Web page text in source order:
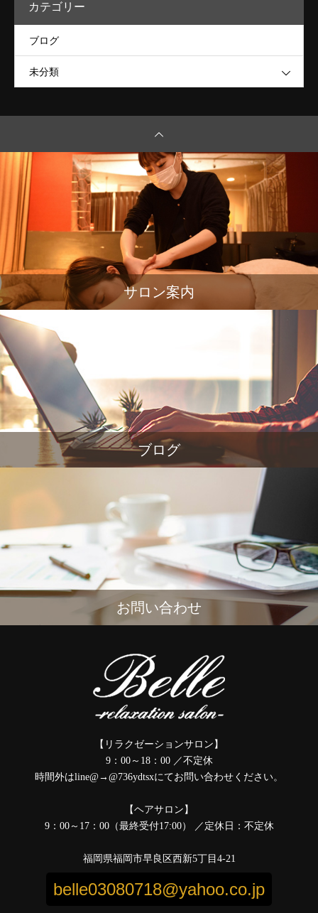
カテゴリー
ブログ
未分類
サロン案内
ブログ
お問い合わせ
【リラクゼーションサロン】
9：00～18：00 ／不定休
時間外はline@→@736ydtsxにてお問い合わせください。
【ヘアサロン】
9：00～17：00（最終受付17:00） ／定休日：不定休
福岡県福岡市早良区西新5丁目4-21
belle03080718@yahoo.co.jp